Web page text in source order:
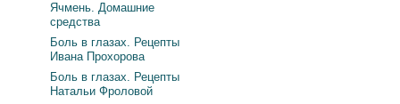
Ячмень. Домашние
средства
Боль в глазах. Рецепты
Ивана Прохорова
Боль в глазах. Рецепты
Натальи Фроловой